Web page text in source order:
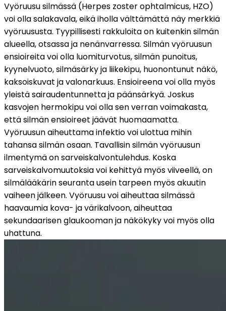
Vyöruusu silmässä (Herpes zoster ophtalmicus, HZO)
voi olla salakavala, eikä iholla välttämättä näy merkkiä
vyöruususta. Tyypillisesti rakkuloita on kuitenkin silmän
alueella, otsassa ja nenänvarressa. Silmän vyöruusun
ensioireita voi olla luomiturvotus, silmän punoitus,
kyynelvuoto, silmäsärky ja liikekipu, huonontunut näkö,
kaksoiskuvat ja valonarkuus. Ensioireena voi olla myös
yleistä sairaudentunnetta ja päänsärkyä. Joskus
kasvojen hermokipu voi olla sen verran voimakasta,
että silmän ensioireet jäävät huomaamatta.
Vyöruusun aiheuttama infektio voi ulottua mihin
tahansa silmän osaan. Tavallisin silmän vyöruusun
ilmentymä on sarveiskalvontulehdus. Koska
sarveiskalvomuutoksia voi kehittyä myös viiveellä, on
silmälääkärin seuranta usein tarpeen myös akuutin
vaiheen jälkeen. Vyöruusu voi aiheuttaa silmässä
haavaumia kova- ja värikalvoon, aiheuttaa
sekundaarisen glaukooman ja näkökyky voi myös olla
uhattuna.